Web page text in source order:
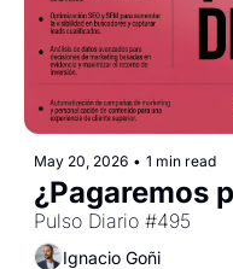
May 20, 2026 • 1 min read
¿Pagaremos
Pulso Diario #495
Ignacio Goñi